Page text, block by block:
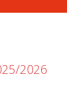
2026